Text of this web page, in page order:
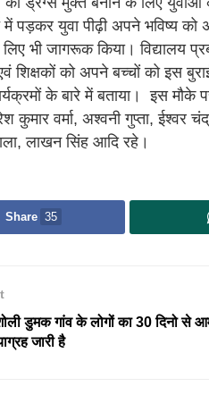
में पड़कर युवा पीढ़ी अपने भविष्य
भी जागरूक किया। विद्यालय
शिक्षकों को अपने बच्चों को इस
के बारे में बताया। इस मौके
कुमार वर्मा, अश्वनी गुप्ता, ईश्वर
लाखन सिंह आदि रहे।
Share 35
डुमक गांव के लोगों का 30 दिनो से
जारी है